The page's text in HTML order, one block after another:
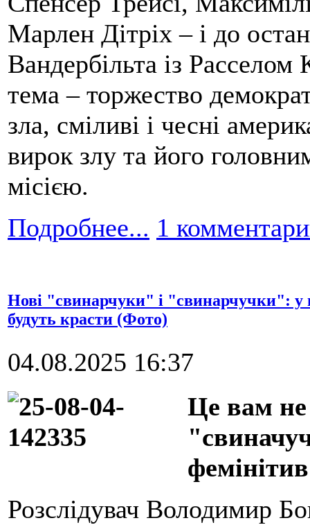
Марлен Дітріх – і до
Вандербільта із
тема – торжество
зла, сміливі і чесні
вирок злу та його
місією.
Подробнее... 1
Нові "свинарчуки" і "свинарчучки": у
будуть красти (Фото)
04.08.2025 16:37
Це вам
Розслідувач Володимир